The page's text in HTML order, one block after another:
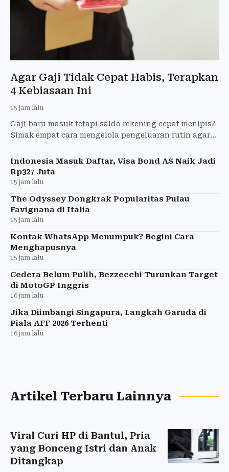
Agar Gaji Tidak Cepat Habis, Terapkan
4 Kebiasaan Ini
15 jam lalu
Gaji baru masuk tetapi saldo rekening cepat menipis?
Simak empat cara mengelola pengeluaran rutin agar
Indonesia Masuk Daftar, Visa Bond AS Naik Jadi
Rp327 Juta
15 jam lalu
The Odyssey Dongkrak Popularitas Pulau
Favignana di Italia
15 jam lalu
Kontak WhatsApp Menumpuk? Begini Cara
Menghapusnya
15 jam lalu
Cedera Belum Pulih, Bezzecchi Turunkan Target
di MotoGP Inggris
16 jam lalu
Jika Diimbangi Singapura, Langkah Garuda di
Piala AFF 2026 Terhenti
16 jam lalu
Artikel Terbaru Lainnya
Viral Curi HP di Bantul, Pria
yang Bonceng Istri dan Anak
Ditangkap